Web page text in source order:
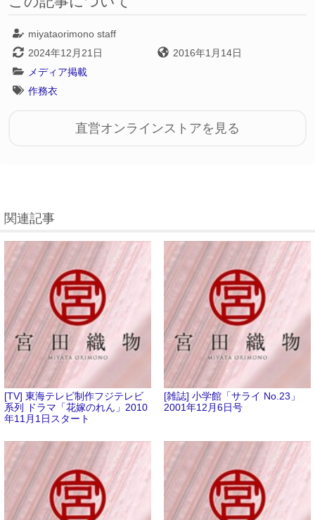
miyataorimono staff
2024年12月21日
2016年1月14日
メディア掲載
作務衣
直営オンラインストアを見る
関連記事
[TV] 東海テレビ制作フジテレビ
系列 ドラマ「花嫁のれん」2010
年11月1日スタート
[雑誌] 小学館「サライ No.23」
2001年12月6日号